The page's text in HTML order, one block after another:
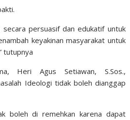
secara persuasif dan edukatif untuk
keyakinan masyarakat untuk
tutupnya
Heri Agus Setiawan, S.Sos.,
Ideologi tidak boleh dianggap
boleh di remehkan karena dapat